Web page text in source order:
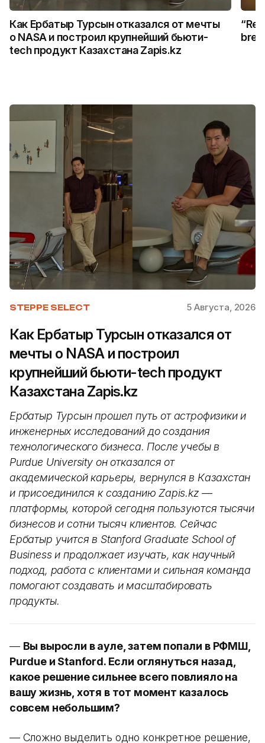
Как Ербатыр Турсын отказался от мечты
о NASA и построил крупнейший бьюти-
tech продукт Казахстана Zapis.kz
STEPPE SELECT 5 Августа, 2026
Как Ербатыр Турсын отказался от
мечты о NASA и построил
крупнейший бьюти-tech продукт
Казахстана Zapis.kz
Ербатыр Турсын прошел путь от астрофизики и
инженерных исследований до создания
технологического бизнеса. После учебы в
Purdue University он отказался от
академической карьеры, вернулся в Казахстан
и присоединился к созданию Zapis.kz —
платформы, которой сегодня пользуются тысячи
бизнесов и сотни тысяч клиентов. Сейчас
Ербатыр учится в Stanford Graduate School of
Business и продолжает изучать, как научный
подход, работа с клиентами и сильная команда
помогают создавать и масштабировать
продукты.
— Вы выросли в ауле, затем попали в РФМШ,
Purdue и Stanford. Если оглянуться назад,
какое решение сильнее всего повлияло на
вашу жизнь, хотя в тот момент казалось
совсем небольшим?
— Сложно выделить одно конкретное решение,